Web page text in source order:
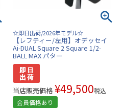
☆即日出荷/2026年モデル☆
【レフティー/左用】オデッセイ
Ai-DUAL Square 2 Square 1/2-
BALL MAX パター
当店販売価格 ¥49,500税込
会員価格あり